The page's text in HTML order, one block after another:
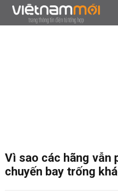
Vì sao các hãng vẫn
chuyến bay trống